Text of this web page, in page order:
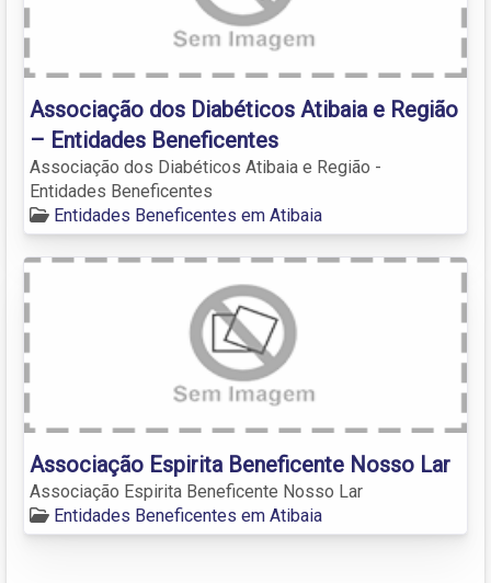
Associação dos Diabéticos Atibaia e Região
– Entidades Beneficentes
Associação dos Diabéticos Atibaia e Região -
Entidades Beneficentes
Entidades Beneficentes em Atibaia
Associação Espirita Beneficente Nosso Lar
Associação Espirita Beneficente Nosso Lar
Entidades Beneficentes em Atibaia